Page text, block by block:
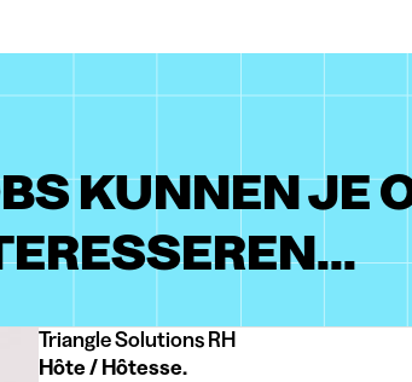
KUNNEN JE
Triangle Solutions RH
Hôte / Hôtesse.